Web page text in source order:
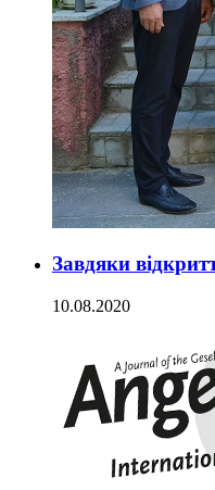
Завдяки
10.08.2020